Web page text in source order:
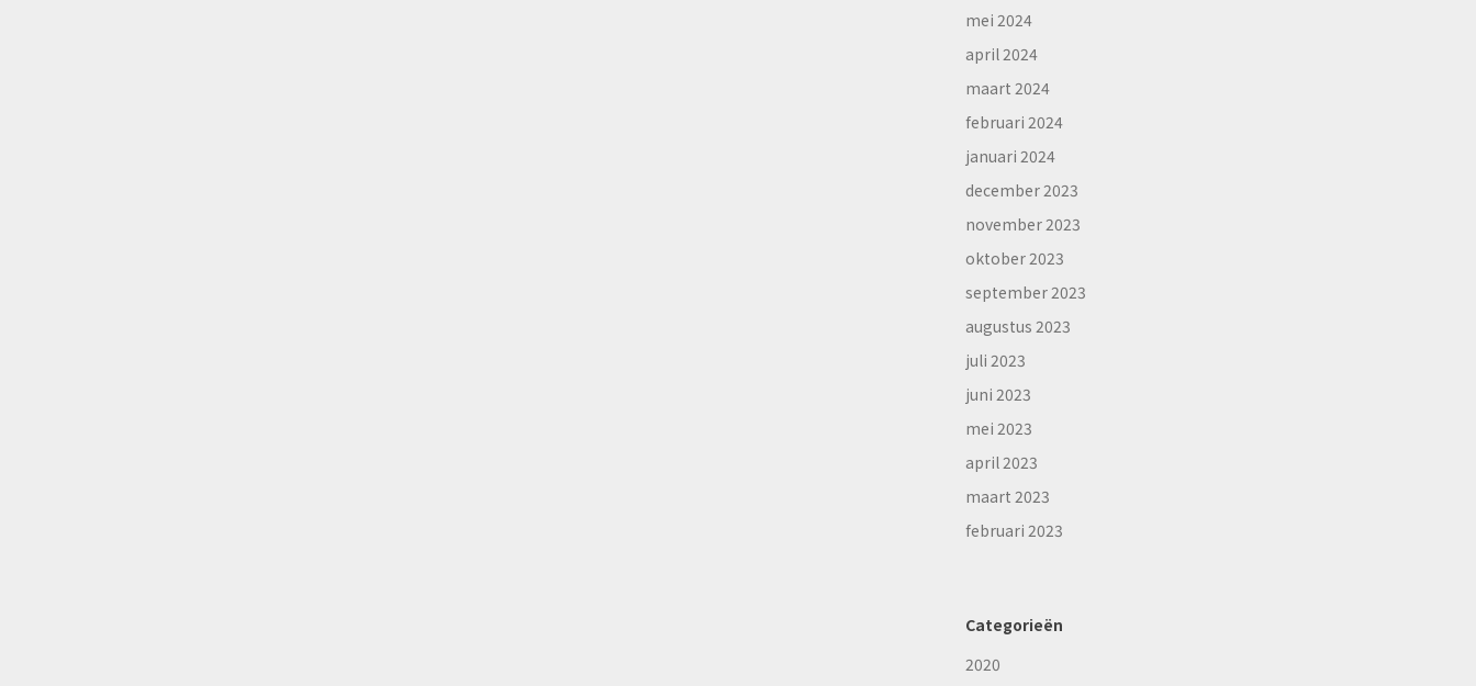
mei 2024
april 2024
maart 2024
februari 2024
januari 2024
december 2023
november 2023
oktober 2023
september 2023
augustus 2023
juli 2023
juni 2023
mei 2023
april 2023
maart 2023
februari 2023
Categorieën
2020